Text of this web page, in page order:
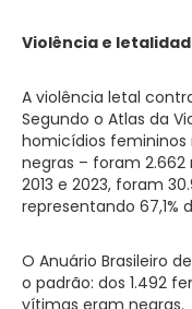
Violência e
A violência letal
Segundo o Atlas da
homicídios femininos
negras – foram
2013 e 2023, foram
representando
O Anuário Brasileiro
o padrão: dos 1.492
vítimas eram negras.